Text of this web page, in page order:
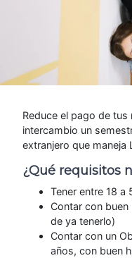
Reduce el pago de tus
intercambio un
extranjero que maneja
¿Qué requisitos
Tener entre 18 a
Contar con
de ya tenerlo)
Contar con un
años, con buen